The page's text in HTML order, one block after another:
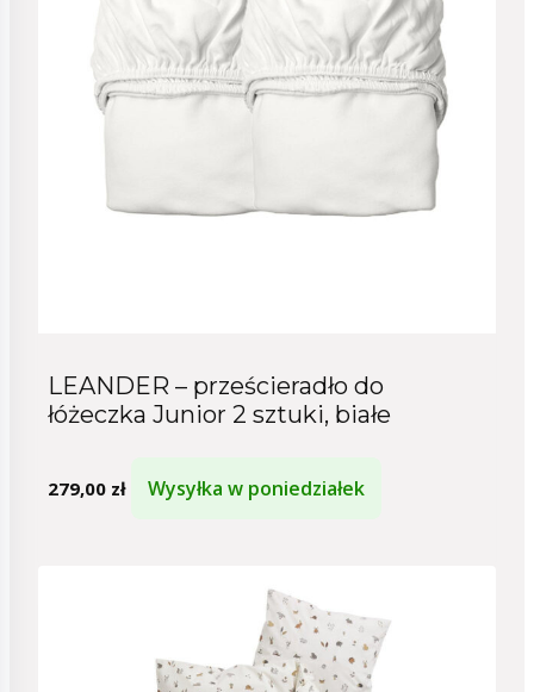
LEANDER – prześcieradło do
łóżeczka Junior 2 sztuki, białe
279,00 zł Wysyłka w poniedziałek